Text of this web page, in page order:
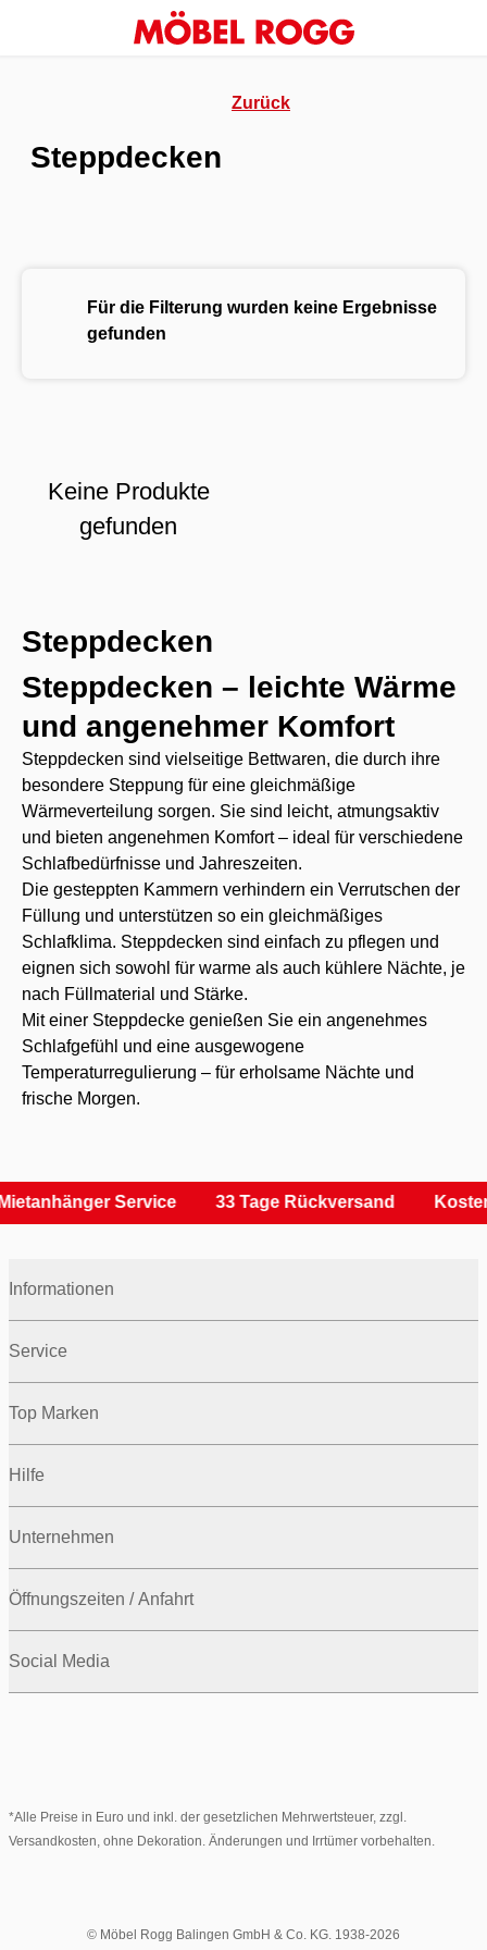
Zurück
Steppdecken
Für die Filterung wurden keine Ergebnisse
gefunden
Keine Produkte
gefunden
Steppdecken
Steppdecken – leichte Wärme
und angenehmer Komfort
Steppdecken sind vielseitige Bettwaren, die durch ihre
besondere Steppung für eine gleichmäßige
Wärmeverteilung sorgen. Sie sind leicht, atmungsaktiv
und bieten angenehmen Komfort – ideal für verschiedene
Schlafbedürfnisse und Jahreszeiten.
Die gesteppten Kammern verhindern ein Verrutschen der
Füllung und unterstützen so ein gleichmäßiges
Schlafklima. Steppdecken sind einfach zu pflegen und
eignen sich sowohl für warme als auch kühlere Nächte, je
nach Füllmaterial und Stärke.
Mit einer Steppdecke genießen Sie ein angenehmes
Schlafgefühl und eine ausgewogene
Temperaturregulierung – für erholsame Nächte und
frische Morgen.
Service 33 Tage Rückversand
Informationen
Service
Top Marken
Hilfe
Unternehmen
Öffnungszeiten / Anfahrt
Social Media
*Alle Preise in Euro und inkl. der gesetzlichen Mehrwertsteuer, zzgl.
Versandkosten, ohne Dekoration. Änderungen und Irrtümer vorbehalten.
© Möbel Rogg Balingen GmbH & Co. KG. 1938-2026